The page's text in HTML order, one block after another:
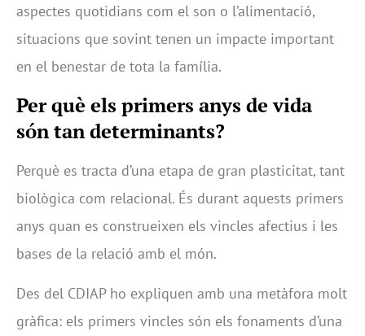
aspectes quotidians com el son o l’alimentació,
situacions que sovint tenen un impacte important
en el benestar de tota la família.
Per què els primers anys de vida
són tan determinants?
Perquè es tracta d’una etapa de gran plasticitat, tant
biològica com relacional. És durant aquests primers
anys quan es construeixen els vincles afectius i les
bases de la relació amb el món.
Des del CDIAP ho expliquen amb una metàfora molt
gràfica: els primers vincles són els fonaments d’una